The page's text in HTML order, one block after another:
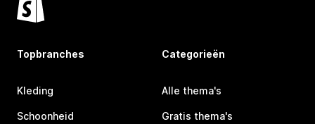
Topbranches
Kleding
Schoonheid
Categorieën
Alle thema's
Gratis thema's